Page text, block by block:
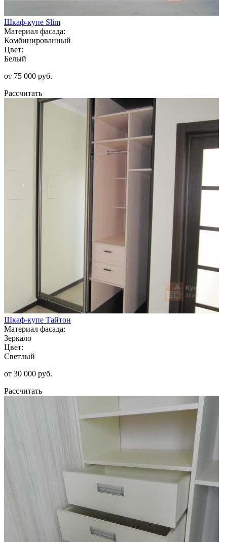
Шкаф-купе Slim
Материал фасада:
Комбинированный
Цвет:
Белый
от 75 000 руб.
Рассчитать
Шкаф-купе Тайтон
Материал фасада:
Зеркало
Цвет:
Светлый
от 30 000 руб.
Рассчитать